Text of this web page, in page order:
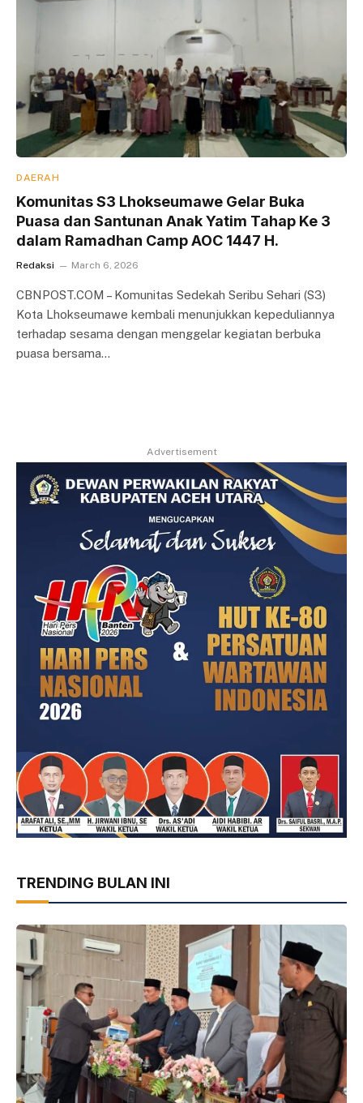
DAERAH
Komunitas S3 Lhokseumawe Gelar Buka
Puasa dan Santunan Anak Yatim Tahap Ke 3
dalam Ramadhan Camp AOC 1447 H.
Redaksi March 6, 2026
CBNPOST.COM – Komunitas Sedekah Seribu Sehari (S3)
Kota Lhokseumawe kembali menunjukkan kepeduliannya
terhadap sesama dengan menggelar kegiatan berbuka
puasa bersama…
Advertisement
TRENDING BULAN INI